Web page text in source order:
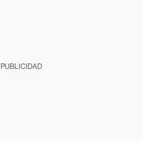
PUBLICIDAD